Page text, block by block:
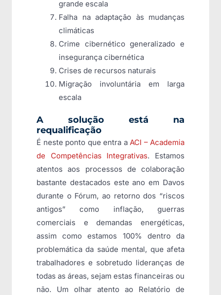
grande escala
Falha na adaptação às mudanças
climáticas
Crime cibernético generalizado e
insegurança cibernética
Crises de recursos naturais
Migração involuntária em larga
escala
A solução está na
requalificação
É neste ponto que entra a ACI – Academia
de Competências Integrativas. Estamos
atentos aos processos de colaboração
bastante destacados este ano em Davos
durante o Fórum, ao retorno dos “riscos
antigos” como inflação, guerras
comerciais e demandas energéticas,
assim como estamos 100% dentro da
problemática da saúde mental, que afeta
trabalhadores e sobretudo lideranças de
todas as áreas, sejam estas financeiras ou
não. Um olhar atento ao Relatório de